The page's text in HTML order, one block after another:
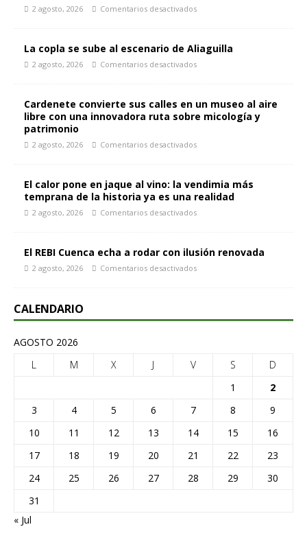
2 agosto, 2026 Comentarios desactivados
La copla se sube al escenario de Aliaguilla
2 agosto, 2026 Comentarios desactivados
Cardenete convierte sus calles en un museo al aire
libre con una innovadora ruta sobre micología y
patrimonio
2 agosto, 2026 Comentarios desactivados
El calor pone en jaque al vino: la vendimia más
temprana de la historia ya es una realidad
2 agosto, 2026 Comentarios desactivados
El REBI Cuenca echa a rodar con ilusión renovada
2 agosto, 2026 Comentarios desactivados
CALENDARIO
AGOSTO 2026
L
M X J V S
D
1
2
3
4 5 6 7 8
9
10
11 12 13 14 15
16
17
18 19 20 21 22
23
24
25 26 27 28 29
30
31
« Jul